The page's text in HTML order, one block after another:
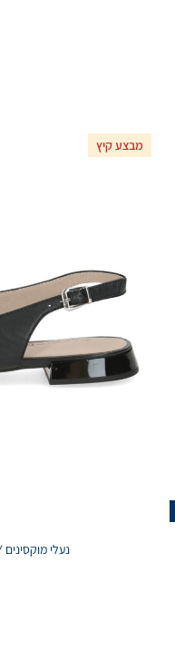
מבצע קיץ
נעלי מוקסינים VANNY עם אבזם בצבע שחור נפה